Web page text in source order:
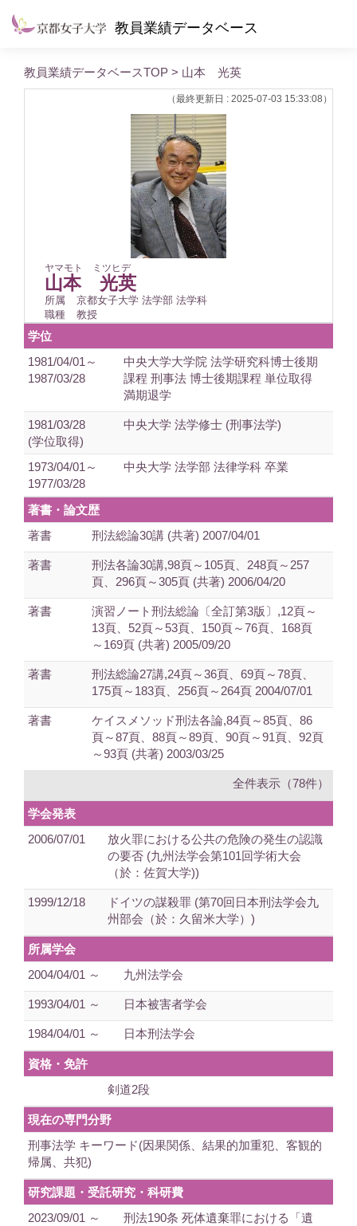
教員業績データベース
教員業績データベースTOP > 山本 光英
（最終更新日 : 2025-07-03 15:33:08）
ヤマモト ミツヒデ
山本 光英
所属
京都女子大学 法学部 法学科
職種
教授
学位
1981/04/01～
1987/03/28
中央大学大学院 法学研究科博士後期
課程 刑事法 博士後期課程 単位取得
満期退学
1981/03/28
(学位取得)
中央大学 法学修士 (刑事法学)
1973/04/01～
1977/03/28
中央大学 法学部 法律学科 卒業
著書・論文歴
著書
刑法総論30講 (共著) 2007/04/01
著書
刑法各論30講,98頁～105頁、248頁～257
頁、296頁～305頁 (共著) 2006/04/20
著書
演習ノート刑法総論〔全訂第3版〕,12頁～
13頁、52頁～53頁、150頁～76頁、168頁
～169頁 (共著) 2005/09/20
著書
刑法総論27講,24頁～36頁、69頁～78頁、
175頁～183頁、256頁～264頁 2004/07/01
著書
ケイスメソッド刑法各論,84頁～85頁、86
頁～87頁、88頁～89頁、90頁～91頁、92頁
～93頁 (共著) 2003/03/25
全件表示（78件）
学会発表
2006/07/01
放火罪における公共の危険の発生の認識
の要否 (九州法学会第101回学術大会
（於：佐賀大学))
1999/12/18
ドイツの謀殺罪 (第70回日本刑法学会九
州部会（於：久留米大学）)
所属学会
2004/04/01 ～
九州法学会
1993/04/01 ～ 日本被害者学会
1984/04/01 ～ 日本刑法学会
資格・免許
剣道2段
現在の専門分野
刑事法学 キーワード(因果関係、結果的加重犯、客観的
帰属、共犯)
研究課題・受託研究・科研費
2023/09/01 ～
刑法190条 死体遺棄罪における「遺